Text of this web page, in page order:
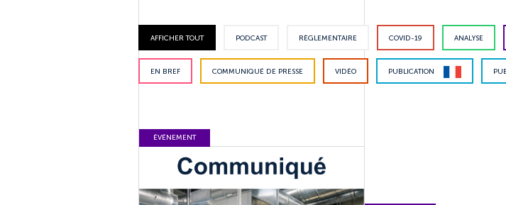
AFFICHER TOUT PODCAST RÈGLEMENTAIRE COVID-19 ANALYSE
EN BREF COMMUNIQUÉ DE PRESSE VIDÉO PUBLICATION
ÉVÉNEMENT